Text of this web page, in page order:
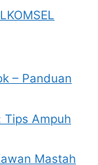
– Panduan
Tips Ampuh
Mastah